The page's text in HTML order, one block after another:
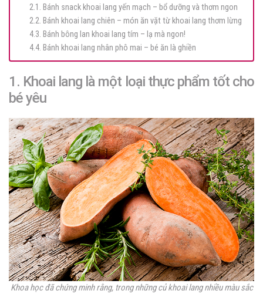
2.1. Bánh snack khoai lang yến mạch – bổ dưỡng và thơm ngon
2.2. Bánh khoai lang chiên – món ăn vặt từ khoai lang thơm lừng
4.3. Bánh bông lan khoai lang tím – lạ mà ngon!
4.4. Bánh khoai lang nhân phô mai – bé ăn là ghiền
1. Khoai lang là một loại thực phẩm tốt cho
bé yêu
Khoa học đã chứng minh rằng, trong những củ khoai lang nhiều màu sắc